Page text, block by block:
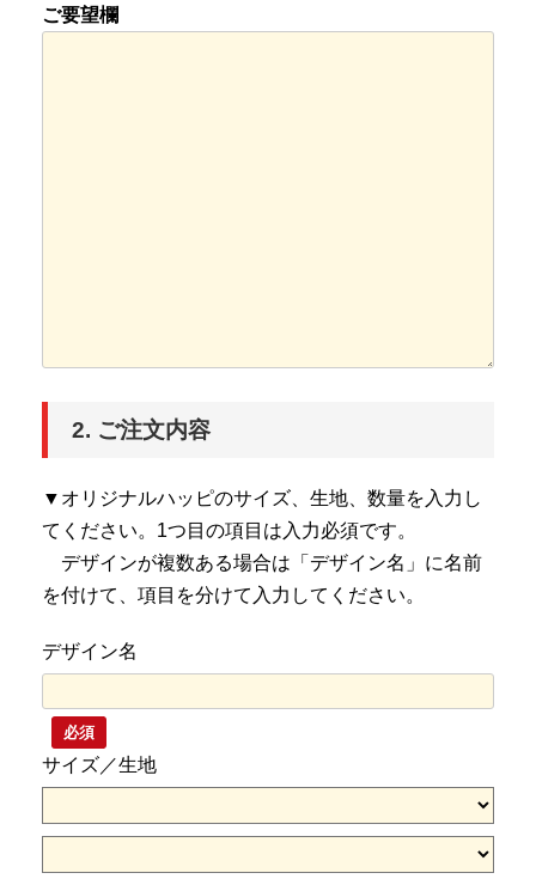
ご要望欄
2. ご注文内容
▼オリジナルハッピのサイズ、生地、数量を入力し
てください。1つ目の項目は入力必須です。
デザインが複数ある場合は「デザイン名」に名前
を付けて、項目を分けて入力してください。
デザイン名
必須
サイズ／生地